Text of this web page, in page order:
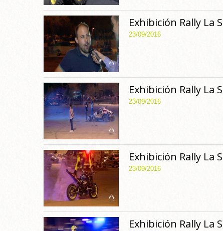
Exhibición Rally La
23/09/2016
Exhibición Rally La
23/09/2016
Exhibición Rally La
23/09/2016
Exhibición Rally La